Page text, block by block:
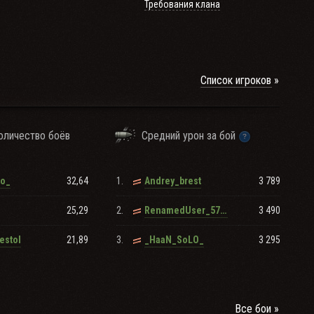
Требования клана
Список игроков
боёв Средний урон за бой
32,64
25,29
21,89
1. Andrey_brest 3 789
2. RenamedUser_57788728 3 490
3. _HaaN_SoLO_ 3 295
Все бои